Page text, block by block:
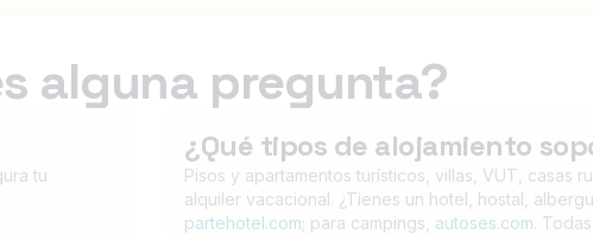
alguna pregunta?
tu
¿Qué tipos de alojamiento
Pisos y apartamentos turísticos, villas, VUT, casas
alquiler vacacional. ¿Tienes un hotel, hostal,
partehotel.com; para campings, autoses.com.